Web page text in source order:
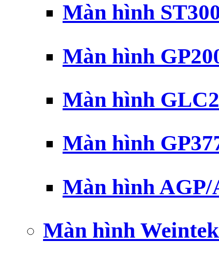
Màn hình
Màn hình
Màn hình
Màn hình
Màn hình AGP/
Màn hình